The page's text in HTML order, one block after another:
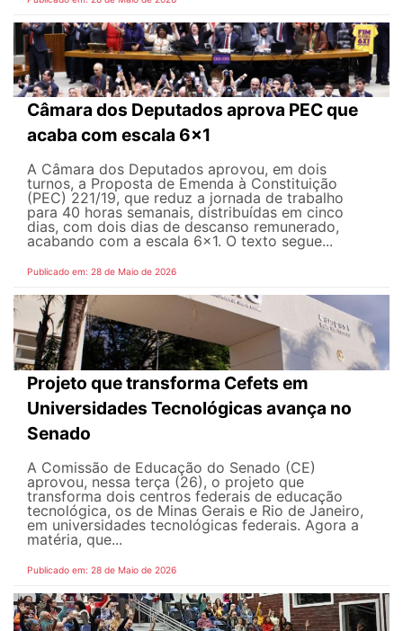
Câmara dos Deputados aprova PEC que
acaba com escala 6x1
A Câmara dos Deputados aprovou, em dois
turnos, a Proposta de Emenda à Constituição
(PEC) 221/19, que reduz a jornada de trabalho
para 40 horas semanais, distribuídas em cinco
dias, com dois dias de descanso remunerado,
acabando com a escala 6x1. O texto segue...
Publicado em: 28 de Maio de 2026
Projeto que transforma Cefets em
Universidades Tecnológicas avança no
Senado
A Comissão de Educação do Senado (CE)
aprovou, nessa terça (26), o projeto que
transforma dois centros federais de educação
tecnológica, os de Minas Gerais e Rio de Janeiro,
em universidades tecnológicas federais. Agora a
matéria, que...
Publicado em: 28 de Maio de 2026